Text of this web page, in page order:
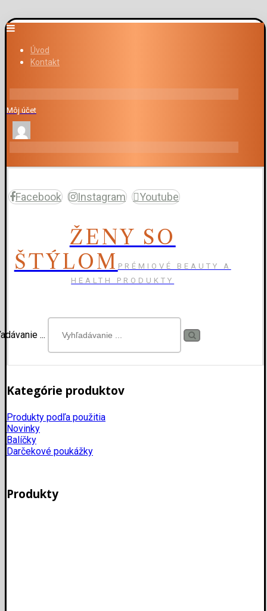
Úvod
Kontakt
Môj účet
Facebook Instagram Youtube
ŽENY SO
ŠTÝLOM PRÉMIOVÉ BEAUTY A
HEALTH PRODUKTY
...
Kategórie produktov
Produkty podľa použitia
Novinky
Balíčky
Darčekové poukážky
Produkty